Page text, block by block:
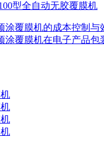
型全自动无胶覆膜机
涂覆膜机的成本控制与
涂覆膜机在电子产品包